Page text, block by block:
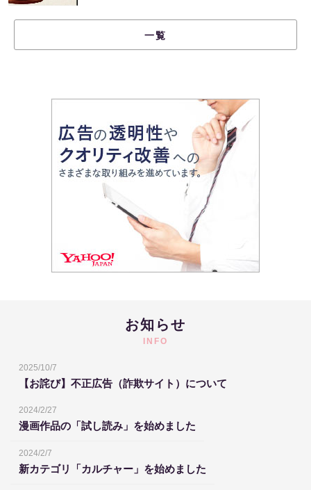
一覧
お知らせ
INFO
2025/10/7
【お詫び】不正広告（詐欺サイト）について
2024/2/27
漫画作品の「試し読み」を始めました
2024/2/7
新カテゴリ「カルチャー」を始めました